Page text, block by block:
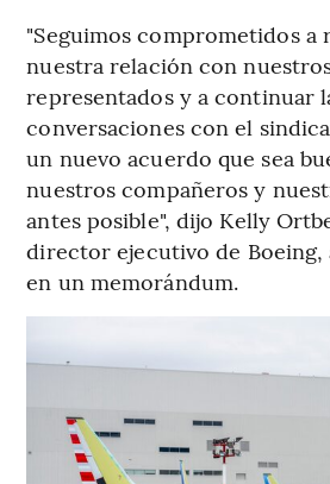
"Seguimos comprometidos a
nuestra relación con
representados y a continuar
conversaciones con el
un nuevo acuerdo que sea
nuestros compañeros y
antes posible", dijo Kelly
director ejecutivo de Boeing,
en un memorándum.